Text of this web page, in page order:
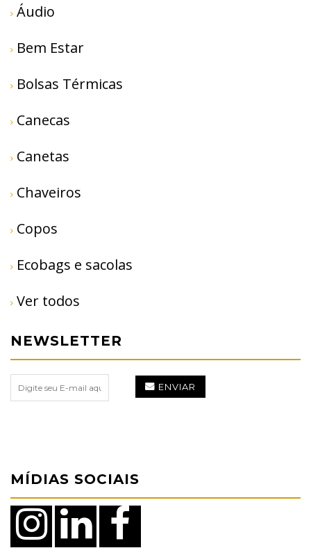
Áudio
Bem Estar
Bolsas Térmicas
Canecas
Canetas
Chaveiros
Copos
Ecobags e sacolas
Ver todos
NEWSLETTER
ENVIAR
MÍDIAS SOCIAIS